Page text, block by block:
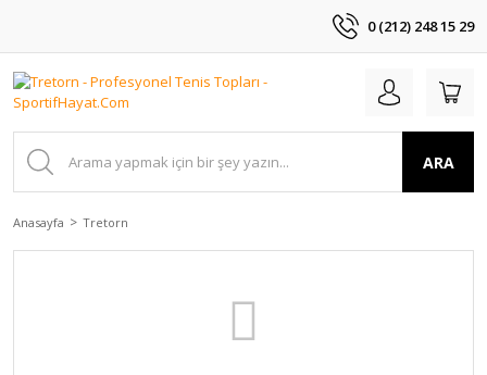
0 (212) 248 15 29
ARA
Anasayfa Tretorn